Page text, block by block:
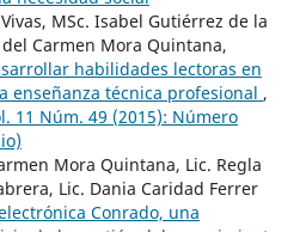
MSc. Isabel Gutiérrez de la
Carmen Mora Quintana,
habilidades lectoras en
enseñanza técnica profesional ,
11 Núm. 49 (2015): Número
Mora Quintana, Lic. Regla
Lic. Dania Caridad Ferrer
Conrado, una